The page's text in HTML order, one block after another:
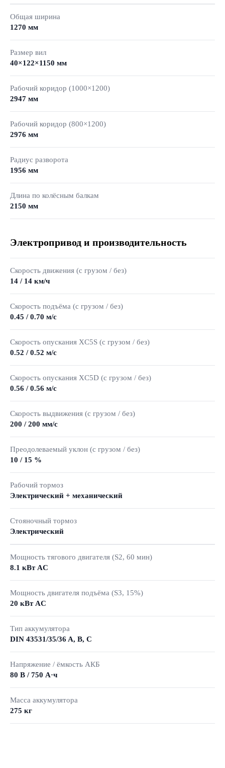
Общая ширина
1270 мм
Размер вил
40×122×1150 мм
Рабочий коридор (1000×1200)
2947 мм
Рабочий коридор (800×1200)
2976 мм
Радиус разворота
1956 мм
Длина по колёсным балкам
2150 мм
Электропривод и производительность
Скорость движения (с грузом / без)
14 / 14 км/ч
Скорость подъёма (с грузом / без)
0.45 / 0.70 м/с
Скорость опускания XC5S (с грузом / без)
0.52 / 0.52 м/с
Скорость опускания XC5D (с грузом / без)
0.56 / 0.56 м/с
Скорость выдвижения (с грузом / без)
200 / 200 мм/с
Преодолеваемый уклон (с грузом / без)
10 / 15 %
Рабочий тормоз
Электрический + механический
Стояночный тормоз
Электрический
Мощность тягового двигателя (S2, 60 мин)
8.1 кВт AC
Мощность двигателя подъёма (S3, 15%)
20 кВт AC
Тип аккумулятора
DIN 43531/35/36 A, B, C
Напряжение / ёмкость АКБ
80 В / 750 А·ч
Масса аккумулятора
275 кг